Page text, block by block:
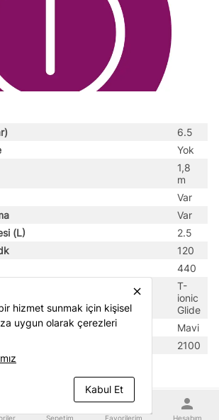
6.5
Yok
1,8
m
Var
Var
(L)
2.5
120
440
T-
ionic
Glide
Mavi
2100
Sepetim
favorite
Favorilerim
person
Hesabım
close
hizmet sunmak için kişisel
uygun olarak çerezleri
Kabul Et